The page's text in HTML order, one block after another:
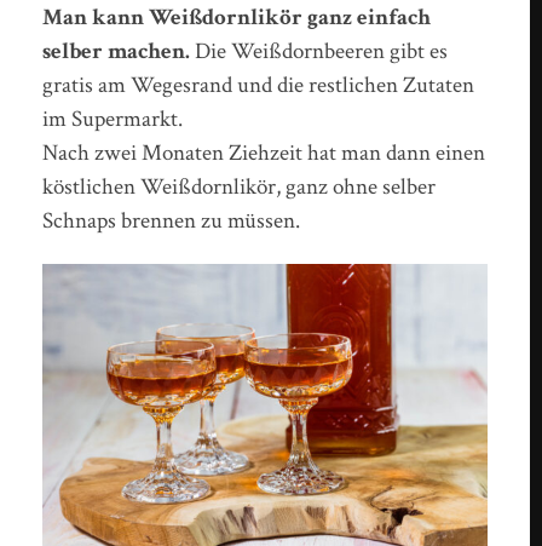
Man kann Weißdornlikör ganz einfach
selber machen.Die Weißdornbeeren gibt es
gratis am Wegesrand und die restlichen Zutaten
im Supermarkt.
Nach zwei Monaten Ziehzeit hat man dann einen
köstlichen Weißdornlikör, ganz ohne selber
Schnaps brennen zu müssen.